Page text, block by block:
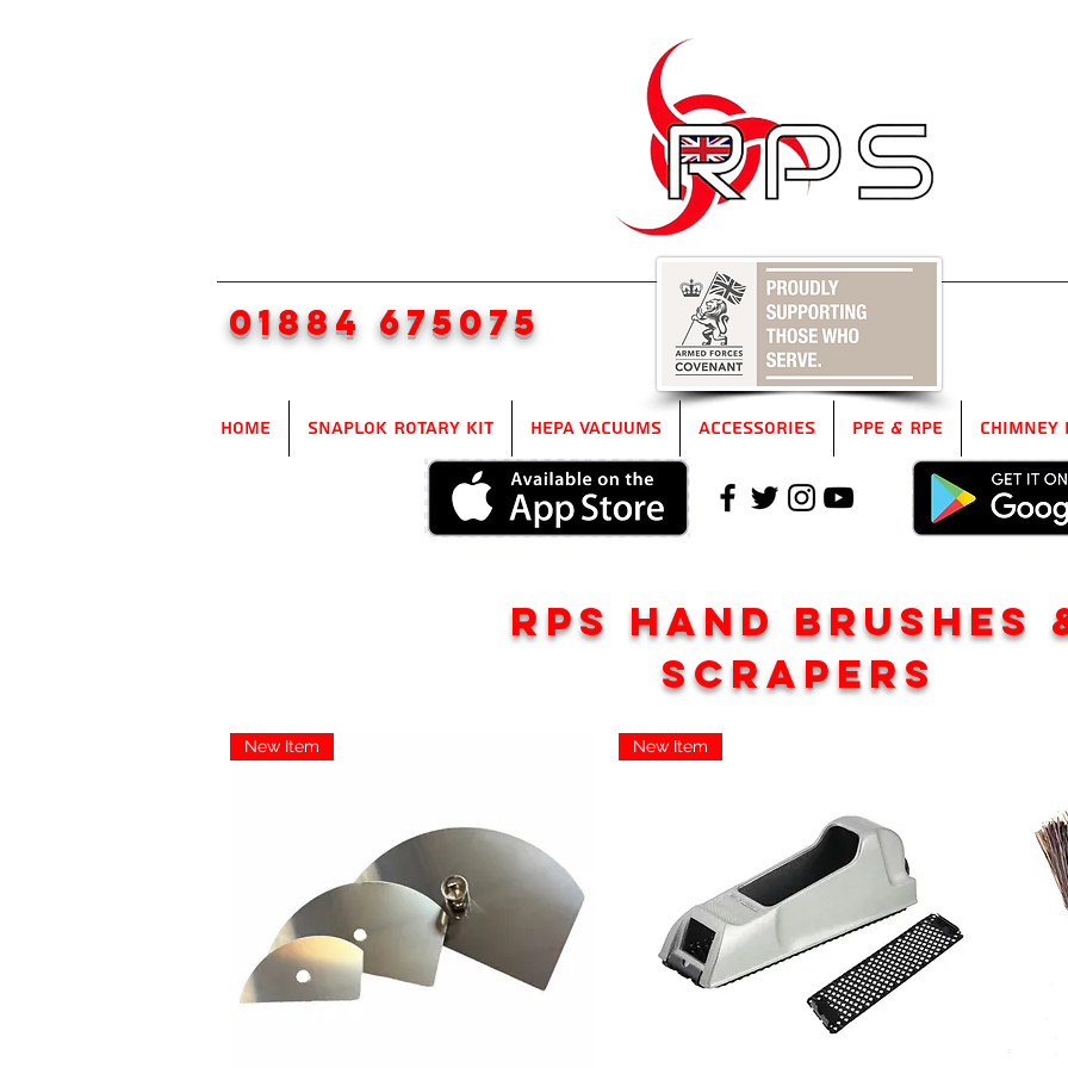
01884 675075
Home SnapLok Rotary Kit HEPA Vacuums Accessories PPE & RPE
RPS HAND BRUSHES
SCRAPERS
New Item New Item